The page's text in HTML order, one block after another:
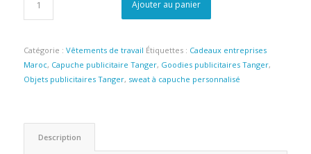
Ajouter au panier
Catégorie : Vêtements de travail Étiquettes : Cadeaux entreprises
Maroc, Capuche publicitaire Tanger, Goodies publicitaires Tanger,
Objets publicitaires Tanger, sweat à capuche personnalisé
Description